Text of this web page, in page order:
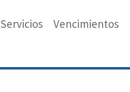
Servicios Vencimientos